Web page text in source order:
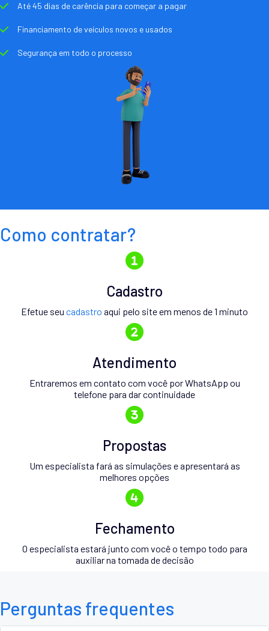
Até 45 dias de carência para começar a pagar
Financiamento de veículos novos e usados
Segurança em todo o processo
Como contratar?
Cadastro
Efetue seu cadastro aqui pelo site em menos de 1 minuto
Atendimento
Entraremos em contato com você por WhatsApp ou
telefone para dar continuidade
Propostas
Um especialista fará as simulações e apresentará as
melhores opções
Fechamento
O especialista estará junto com você o tempo todo para
auxiliar na tomada de decisão
Perguntas frequentes